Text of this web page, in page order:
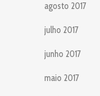
agosto 2017
julho 2017
junho 2017
maio 2017